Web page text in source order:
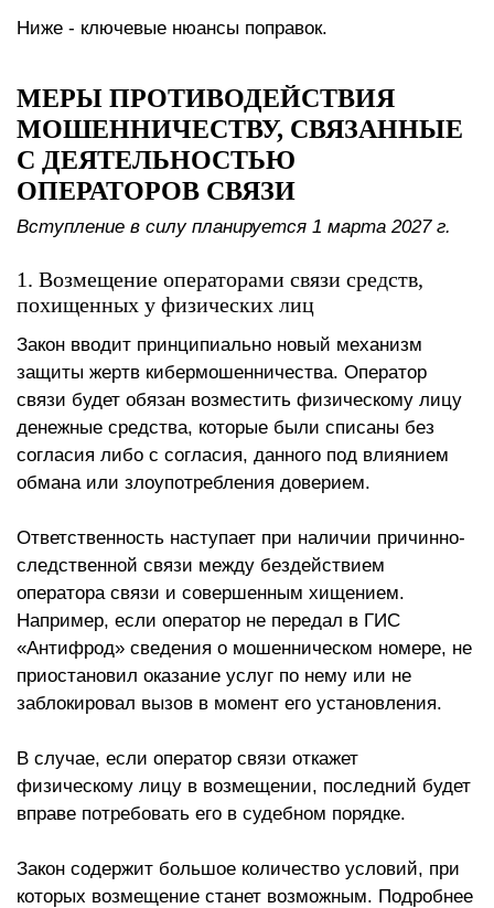
Ниже - ключевые нюансы поправок.
МЕРЫ ПРОТИВОДЕЙСТВИЯ
МОШЕННИЧЕСТВУ, СВЯЗАННЫЕ
С ДЕЯТЕЛЬНОСТЬЮ
ОПЕРАТОРОВ СВЯЗИ
Вступление в силу планируется 1 марта 2027 г.
1. Возмещение операторами связи средств,
похищенных у физических лиц
Закон вводит принципиально новый механизм
защиты жертв кибермошенничества. Оператор
связи будет обязан возместить физическому лицу
денежные средства, которые были списаны без
согласия либо с согласия, данного под влиянием
обмана или злоупотребления доверием.
Ответственность наступает при наличии причинно-
следственной связи между бездействием
оператора связи и совершенным хищением.
Например, если оператор не передал в ГИС
«Антифрод» сведения о мошенническом номере, не
приостановил оказание услуг по нему или не
заблокировал вызов в момент его установления.
В случае, если оператор связи откажет
физическому лицу в возмещении, последний будет
вправе потребовать его в судебном порядке.
Закон содержит большое количество условий, при
которых возмещение станет возможным. Подробнее